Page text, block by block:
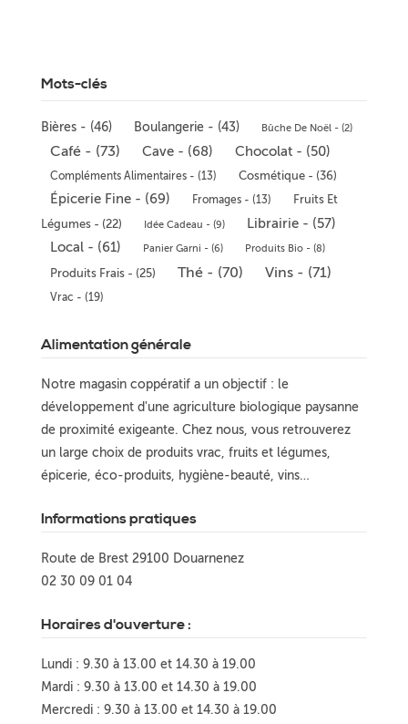
Mots-clés
Bières - (46) Boulangerie - (43) Bûche De Noël - (2)
Café - (73) Cave - (68) Chocolat - (50)
Compléments Alimentaires - (13) Cosmétique - (36)
Épicerie Fine - (69) Fromages - (13)
Fruits Et
Légumes - (22)
Idée Cadeau - (9) Librairie - (57)
Local - (61) Panier Garni - (6) Produits Bio - (8)
Produits Frais - (25) Thé - (70) Vins - (71)
Vrac - (19)
Alimentation générale
Notre magasin coppératif a un objectif : le
développement d'une agriculture biologique paysanne
de proximité exigeante. Chez nous, vous retrouverez
un large choix de produits vrac, fruits et légumes,
épicerie, éco-produits, hygiène-beauté, vins…
Informations pratiques
Route de Brest 29100 Douarnenez
02 30 09 01 04
Horaires d'ouverture :
Lundi : 9.30 à 13.00 et 14.30 à 19.00
Mardi : 9.30 à 13.00 et 14.30 à 19.00
Mercredi : 9.30 à 13.00 et 14.30 à 19.00